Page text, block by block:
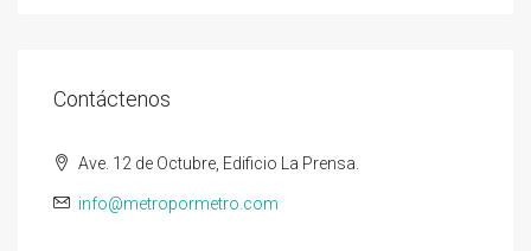
Contáctenos
Ave. 12 de Octubre, Edificio La Prensa.
info@metropormetro.com